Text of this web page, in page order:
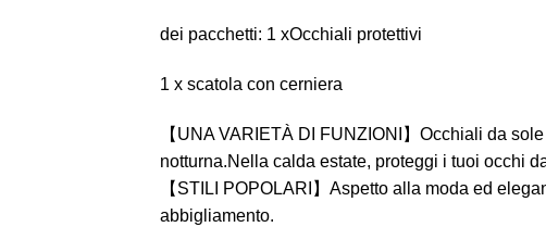
dei pacchetti: 1 xOcchiali protettivi
​​1 x scatola con cerniera
【UNA VARIETÀ DI FUNZIONI】Occhiali da
notturna.Nella calda estate, proteggi i tuoi occhi
【STILI POPOLARI】Aspetto alla moda ed
abbigliamento.